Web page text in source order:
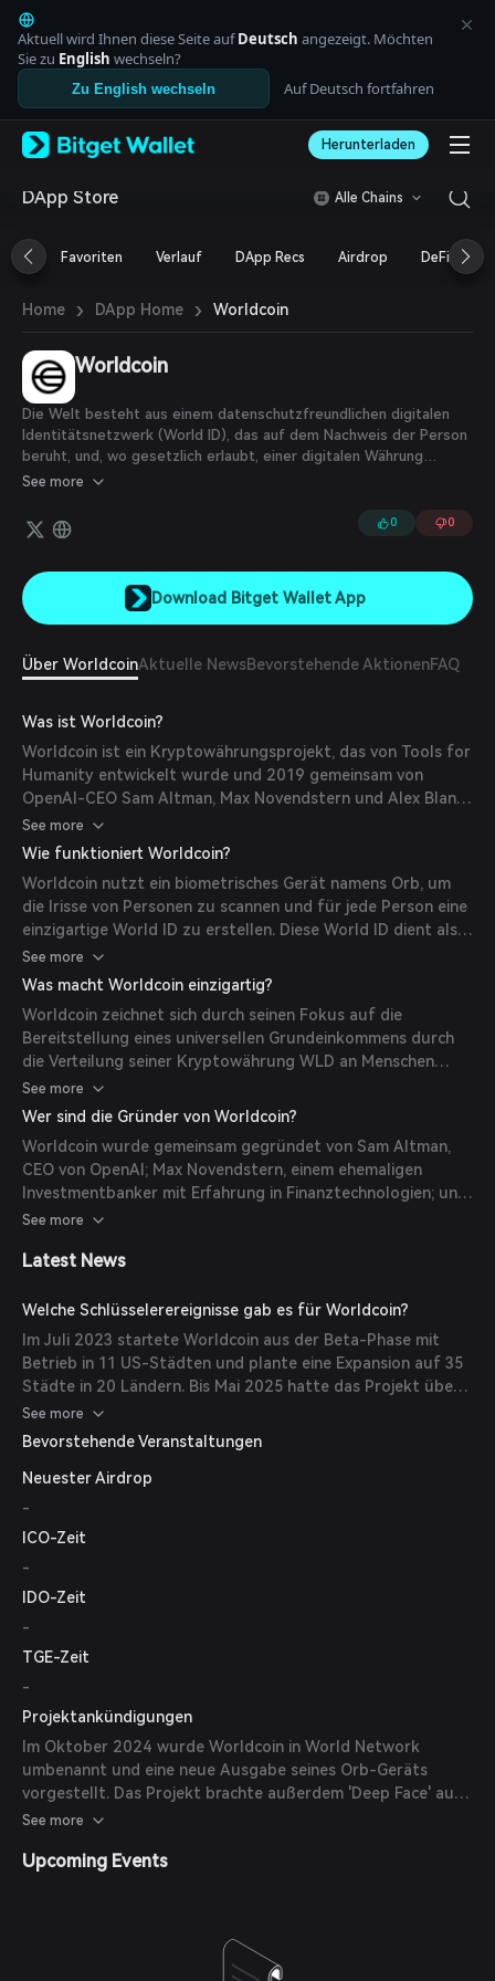
English
日本語
Tiếng Việt
Русский
Español (Latinoamérica)
Italiano
Deutsch
繁體中文
Português (Portugal)
ภาษาไทย
العربية
हिन्दी
Español
Português (Brasil)
Español (Argentina)
Aktuell wird Ihnen diese Seite aufDeutsch angezeigt. Möchten
Sie zu English wechseln?
Zu English wechseln Auf Deutsch fortfahren
Herunterladen
DApp Store Alle Chains
Favoriten Verlauf DApp Recs Airdrop DeFi
Home › DApp Home › Worldcoin
Worldcoin
Die Welt besteht aus einem datenschutzfreundlichen digitalen
Identitätsnetzwerk (World ID), das auf dem Nachweis der Person
beruht, und, wo gesetzlich erlaubt, einer digitalen Währung
(WLD). Jeder Mensch ist allein aufgrund seines Menschseins
namens Orb entwickelt, das ein Bild der Augen einer Person
aufnimmt und in einen kurzen numerischen Code umwandelt,
angemeldet hat. Falls nicht, erhält sie ihren kostenlosen Anteil an
Worldcoin. Das ursprüngliche Bild muss weder gespeichert noch
hochgeladen werden.
See more
0 0
Download Bitget Wallet App
Über WorldcoinAktuelle NewsBevorstehende AktionenFAQ
Was ist Worldcoin?
Worldcoin ist ein Kryptowährungsprojekt, das von Tools for
Humanity entwickelt wurde und 2019 gemeinsam von
OpenAI-CEO Sam Altman, Max Novendstern und Alex Blania
gegründet wurde. Die Mission des Projekts ist es, ein
globales Identitäts- und Finanznetzwerk zu schaffen, das
dabei die Privatsphäre der Nutzer bewahrt.
See more
Wie funktioniert Worldcoin?
Worldcoin nutzt ein biometrisches Gerät namens Orb, um
die Irisse von Personen zu scannen und für jede Person eine
einzigartige World ID zu erstellen. Diese World ID dient als
Nachweis der Menschlichkeit und ermöglicht es den
Nutzern, ihre Menschlichkeit online zu verifizieren, ohne
persönliche Informationen preiszugeben. Das System
verwendet fortschrittliche kryptografische Techniken wie
Zero-Knowledge-Proofs, um Privatsphäre und Sicherheit
zu gewährleisten.
See more
Was macht Worldcoin einzigartig?
Worldcoin zeichnet sich durch seinen Fokus auf die
Bereitstellung eines universellen Grundeinkommens durch
die Verteilung seiner Kryptowährung WLD an Menschen
weltweit aus. Durch die Nutzung biometrischer Verifikation
soll Betrug verhindert und eine gerechte Verteilung
sein Engagement für datenschutzfreundliche Technologien
und offene Zusammenarbeit von anderen digitalen
Identitätslösungen ab.
See more
Wer sind die Gründer von Worldcoin?
Worldcoin wurde gemeinsam gegründet von Sam Altman,
CEO von OpenAI; Max Novendstern, einem ehemaligen
Investmentbanker mit Erfahrung in Finanztechnologien; und
Alex Blania, einem Technologen mit Expertise in dezentralen
Technologie, Finanzen und künstlicher Intelligenz in das
See more
Latest News
Welche Schlüsselerereignisse gab es für Worldcoin?
Im Juli 2023 startete Worldcoin aus der Beta-Phase mit
Betrieb in 11 US-Städten und plante eine Expansion auf 35
Städte in 20 Ländern. Bis Mai 2025 hatte das Projekt über 5
Millionen Nutzer in 160 Ländern gewonnen. Es sah sich
jedoch in verschiedenen Regionen regulatorischer Prüfung
aufgrund von Datenschutzbedenken im Zusammenhang mit
der Erfassung biometrischer Daten gegenüber.
See more
Bevorstehende Veranstaltungen
Neuester Airdrop
-
ICO-Zeit
-
IDO-Zeit
-
TGE-Zeit
-
Projektankündigungen
Im Oktober 2024 wurde Worldcoin in World Network
umbenannt und eine neue Ausgabe seines Orb-Geräts
vorgestellt. Das Projekt brachte außerdem 'Deep Face' auf
den Markt, eine Anti-Deepfake-Funktion für Nutzer mit
Aktivitäten in den USA und fügte Standorte in Städten wie
See more
Upcoming Events